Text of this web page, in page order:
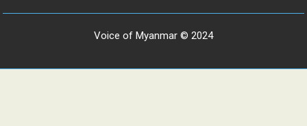
Voice of Myanmar © 2024